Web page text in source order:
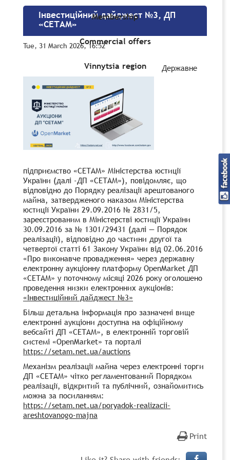
Membership
Commercial offers
Vinnytsia region
Інвестиційний дайджест №3, ДП
«СЕТАМ»
Tue, 31 March 2026, 16:52
Державне
підприємство «СЕТАМ» Міністерства юстиції
України (далі -ДП «СЕТАМ»), повідомляє, що
відповідно до Порядку реалізації арештованого
майна, затвердженого наказом Міністерства
юстиції України 29.09.2016 № 2831/5,
зареєстрованим в Міністерстві юстиції України
30.09.2016 за № 1301/29431 (далі — Порядок
реалізації), відповідно до частини другої та
четвертої статті 61 Закону України від 02.06.2016
«Про виконавче провадження» через державну
електронну аукціонну платформу OpenMarket ДП
«СЕТАМ» у поточному місяці 2026 року оголошено
проведення низки електронних аукціонів:
«Інвестиційний дайджест №3»
Більш детальна інформація про зазначені вище
електронні аукціони доступна на офіційному
вебсайті ДП «СЕТАМ», в електронній торговій
системі «OpenMarket» та порталі
https://setam.net.ua/auctions
Механізм реалізації майна через електронні торги
ДП «СЕТАМ» чітко регламентований Порядком
реалізації, відкритий та публічний, ознайомитись
можна за посиланням:
https://setam.net.ua/poryadok-realizacii-
areshtovanogo-majna
Print